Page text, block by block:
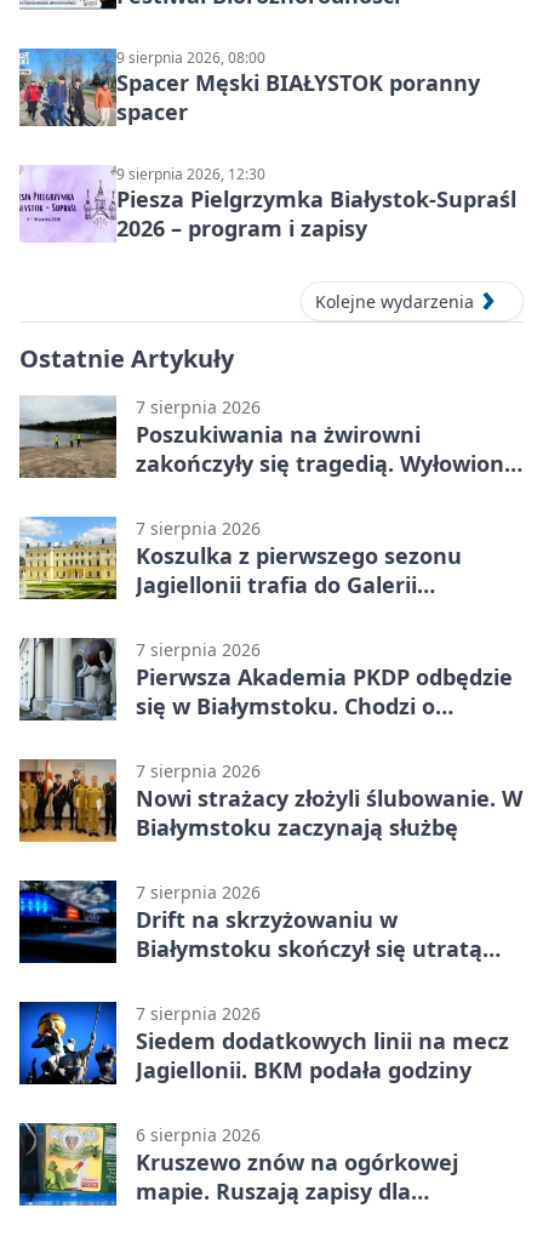
9 sierpnia 2026, 08:00
Spacer Męski BIAŁYSTOK poranny
spacer
9 sierpnia 2026, 12:30
Piesza Pielgrzymka Białystok-Supraśl
2026 – program i zapisy
Kolejne wydarzenia
Ostatnie Artykuły
7 sierpnia 2026
Poszukiwania na żwirowni
zakończyły się tragedią. Wyłowiono
7 sierpnia 2026
Koszulka z pierwszego sezonu
Jagiellonii trafia do Galerii
7 sierpnia 2026
Pierwsza Akademia PKDP odbędzie
się w Białymstoku. Chodzi o
7 sierpnia 2026
Nowi strażacy złożyli ślubowanie. W
Białymstoku zaczynają służbę
7 sierpnia 2026
Drift na skrzyżowaniu w
Białymstoku skończył się utratą
7 sierpnia 2026
Siedem dodatkowych linii na mecz
Jagiellonii. BKM podała godziny
6 sierpnia 2026
Kruszewo znów na ogórkowej
mapie. Ruszają zapisy dla